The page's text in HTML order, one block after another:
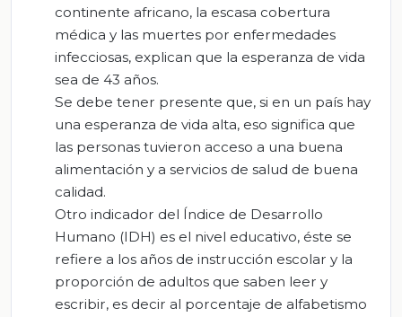
continente africano, la escasa cobertura
médica y las muertes por enfermedades
infecciosas, explican que la esperanza de vida
sea de 43 años.
Se debe tener presente que, si en un país hay
una esperanza de vida alta, eso significa que
las personas tuvieron acceso a una buena
alimentación y a servicios de salud de buena
calidad.
Otro indicador del Índice de Desarrollo
Humano (IDH) es el nivel educativo, éste se
refiere a los años de instrucción escolar y la
proporción de adultos que saben leer y
escribir, es decir al porcentaje de alfabetismo